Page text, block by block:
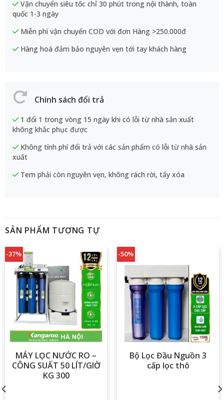
Vận chuyển siêu tốc chỉ 30 phút trong nội thành, toàn
quốc 1-3 ngày
Miễn phí vận chuyển COD với đơn Hàng >250.000đ
Hàng hoá đảm bảo nguyên vẹn tới tay khách hàng
Chính sách đổi trả
1 đổi 1 trong vòng 15 ngày khi có lỗi từ nhà sản xuất
không khắc phục được
Không tính phí đổi trả với các sản phẩm có lỗi từ nhà sản
xuất
Tem phải còn nguyên vẹn, không rách rời, tẩy xóa
SẢN PHẨM TƯƠNG TỰ
-37%
MÁY LỌC NƯỚC RO –
CÔNG SUẤT 50 LÍT/GIỜ
KG 300
-50%
Bộ Lọc Đầu Nguồn 3
cấp lọc thô